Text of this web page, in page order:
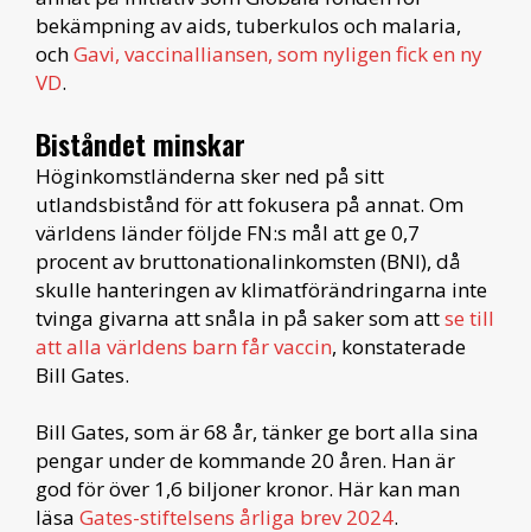
bekämpning av aids, tuberkulos och malaria,
ochGavi, vaccinalliansen, som nyligen fick en ny
VD.
Biståndet minskar
Höginkomstländerna sker ned på sitt
utlandsbistånd för att fokusera på annat. Om
världens länder följde FN:s mål att ge 0,7
procent av bruttonationalinkomsten (BNI), då
skulle hanteringen av klimatförändringarna inte
tvinga givarna att snåla in på saker som attse till
att alla världens barn får vaccin, konstaterade
Bill Gates.
Bill Gates, som är 68 år, tänker ge bort alla sina
pengar under de kommande 20 åren. Han är
god för över 1,6 biljoner kronor. Här kan man
läsa Gates-stiftelsens årliga brev 2024.